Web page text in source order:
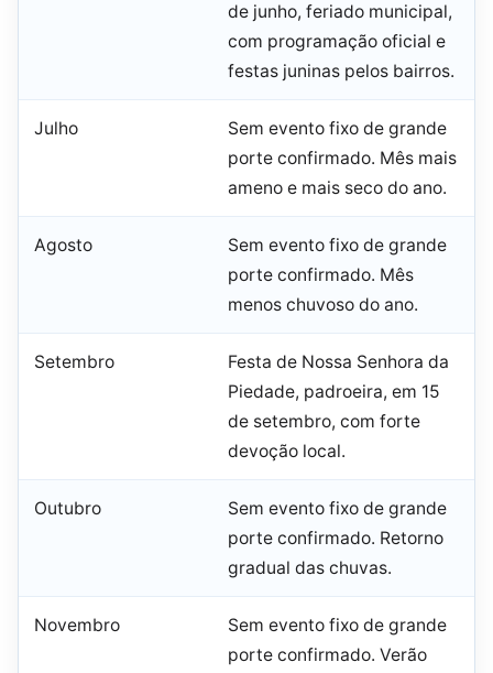
de junho, feriado municipal,
com programação oficial e
festas juninas pelos bairros.
Julho
Sem evento fixo de grande
porte confirmado. Mês mais
ameno e mais seco do ano.
Agosto
Sem evento fixo de grande
porte confirmado. Mês
menos chuvoso do ano.
Setembro
Festa de Nossa Senhora da
Piedade, padroeira, em 15
de setembro, com forte
devoção local.
Outubro
Sem evento fixo de grande
porte confirmado. Retorno
gradual das chuvas.
Novembro
Sem evento fixo de grande
porte confirmado. Verão